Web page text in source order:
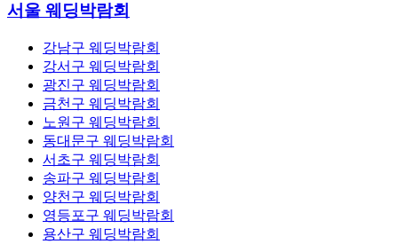
서울 웨딩박람회
강남구 웨딩박람회
강서구 웨딩박람회
광진구 웨딩박람회
금천구 웨딩박람회
노원구 웨딩박람회
동대문구 웨딩박람회
서초구 웨딩박람회
송파구 웨딩박람회
양천구 웨딩박람회
영등포구 웨딩박람회
용산구 웨딩박람회